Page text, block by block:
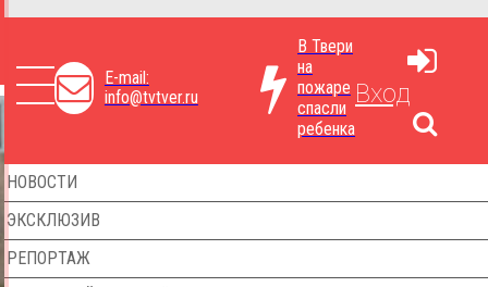
E-mail:
info@tvtver.ru
В Твери
на
пожаре
спасли
ребенка
Вход
НОВОСТИ
ЭКСКЛЮЗИВ
РЕПОРТАЖ